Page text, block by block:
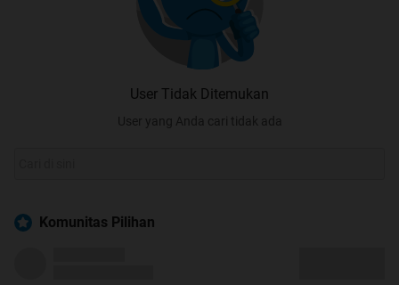
User Tidak Ditemukan
User yang Anda cari tidak ada
Komunitas Pilihan